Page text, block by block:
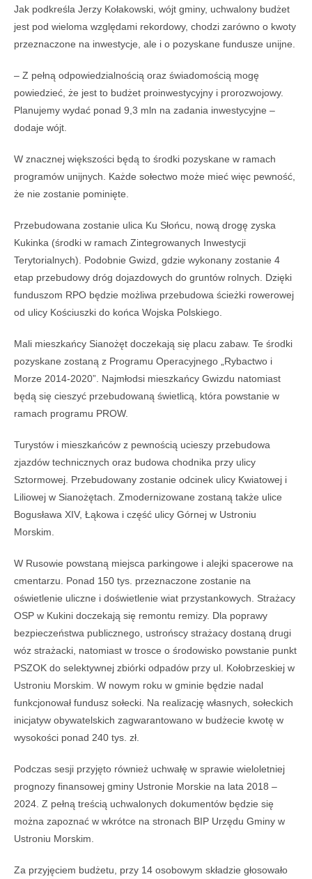
Jak podkreśla Jerzy Kołakowski, wójt gminy, uchwalony budżet
jest pod wieloma względami rekordowy, chodzi zarówno o kwoty
przeznaczone na inwestycje, ale i o pozyskane fundusze unijne.
– Z pełną odpowiedzialnością oraz świadomością mogę
powiedzieć, że jest to budżet proinwestycyjny i prorozwojowy.
Planujemy wydać ponad 9,3 mln na zadania inwestycyjne –
dodaje wójt.
W znacznej większości będą to środki pozyskane w ramach
programów unijnych. Każde sołectwo może mieć więc pewność,
że nie zostanie pominięte.
Przebudowana zostanie ulica Ku Słońcu, nową drogę zyska
Kukinka (środki w ramach Zintegrowanych Inwestycji
Terytorialnych). Podobnie Gwizd, gdzie wykonany zostanie 4
etap przebudowy dróg dojazdowych do gruntów rolnych. Dzięki
funduszom RPO będzie możliwa przebudowa ścieżki rowerowej
od ulicy Kościuszki do końca Wojska Polskiego.
Mali mieszkańcy Sianożęt doczekają się placu zabaw. Te środki
pozyskane zostaną z Programu Operacyjnego „Rybactwo i
Morze 2014-2020”. Najmłodsi mieszkańcy Gwizdu natomiast
będą się cieszyć przebudowaną świetlicą, która powstanie w
ramach programu PROW.
Turystów i mieszkańców z pewnością ucieszy przebudowa
zjazdów technicznych oraz budowa chodnika przy ulicy
Sztormowej. Przebudowany zostanie odcinek ulicy Kwiatowej i
Liliowej w Sianożętach. Zmodernizowane zostaną także ulice
Bogusława XIV, Łąkowa i część ulicy Górnej w Ustroniu
Morskim.
W Rusowie powstaną miejsca parkingowe i alejki spacerowe na
cmentarzu. Ponad 150 tys. przeznaczone zostanie na
oświetlenie uliczne i doświetlenie wiat przystankowych. Strażacy
OSP w Kukini doczekają się remontu remizy. Dla poprawy
bezpieczeństwa publicznego, ustrońscy strażacy dostaną drugi
wóz strażacki, natomiast w trosce o środowisko powstanie punkt
PSZOK do selektywnej zbiórki odpadów przy ul. Kołobrzeskiej w
Ustroniu Morskim. W nowym roku w gminie będzie nadal
funkcjonował fundusz sołecki. Na realizację własnych, sołeckich
inicjatyw obywatelskich zagwarantowano w budżecie kwotę w
wysokości ponad 240 tys. zł.
Podczas sesji przyjęto również uchwałę w sprawie wieloletniej
prognozy finansowej gminy Ustronie Morskie na lata 2018 –
2024. Z pełną treścią uchwalonych dokumentów będzie się
można zapoznać w wkrótce na stronach BIP Urzędu Gminy w
Ustroniu Morskim.
Za przyjęciem budżetu, przy 14 osobowym składzie głosowało